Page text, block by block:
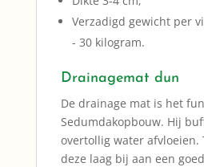
Verzadigd gewicht per
- 30 kilogram.
Drainagemat dun
De drainage mat is het
Sedumdakopbouw. Hij
overtollig water afvloeien.
deze laag bij aan een